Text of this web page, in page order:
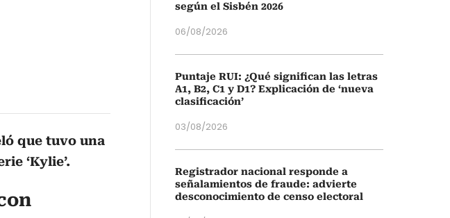
que tuvo una
‘Kylie’.
según el Sisbén 2026
06/08/2026
Puntaje RUI: ¿Qué significan las letras
A1, B2, C1 y D1? Explicación de ‘nueva
clasificación’
03/08/2026
Registrador nacional responde a
señalamientos de fraude: advierte
desconocimiento de censo electoral